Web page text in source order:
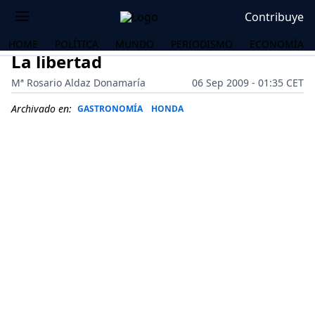
Contribuye
HOME POLÍTICA MUNDO PERIODISMO ECONOMÍA
La libertad
Mª Rosario Aldaz Donamaría
06 Sep 2009 - 01:35 CET
Archivado en: GASTRONOMÍA HONDA